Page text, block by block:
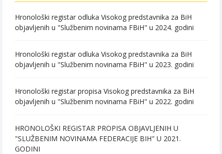
Hronološki registar odluka Visokog predstavnika za BiH
objavljenih u "Službenim novinama FBiH" u 2024. godini
Hronološki registar odluka Visokog predstavnika za BiH
objavljenih u "Službenim novinama FBiH" u 2023. godini
Hronološki registar propisa Visokog predstavnika za BiH
objavljenih u "Službenim novinama FBiH" u 2022. godini
HRONOLOŠKI REGISTAR PROPISA OBJAVLJENIH U
"SLUŽBENIM NOVINAMA FEDERACIJE BIH" U 2021.
GODINI